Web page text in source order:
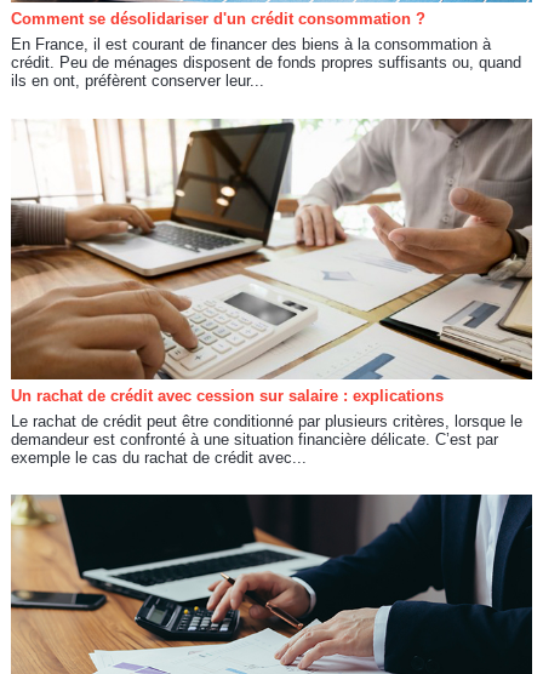
Comment se désolidariser d'un crédit consommation ?
En France, il est courant de financer des biens à la consommation à
crédit. Peu de ménages disposent de fonds propres suffisants ou, quand
ils en ont, préfèrent conserver leur...
Un rachat de crédit avec cession sur salaire : explications
Le rachat de crédit peut être conditionné par plusieurs critères, lorsque le
demandeur est confronté à une situation financière délicate. C’est par
exemple le cas du rachat de crédit avec...